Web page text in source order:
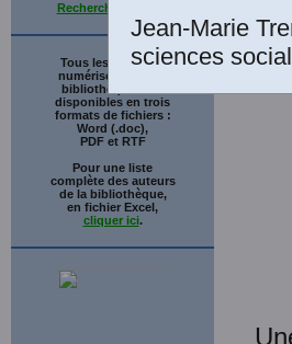
Recherche avancée
Tous les ouvrages
numérisés de cette
bibliothèque sont
disponibles en trois
formats de fichiers :
Word (.doc),
PDF et RTF
Pour une liste
complète des auteurs
de la bibliothèque,
en fichier Excel,
cliquer ici.
Jean-Marie
sciences